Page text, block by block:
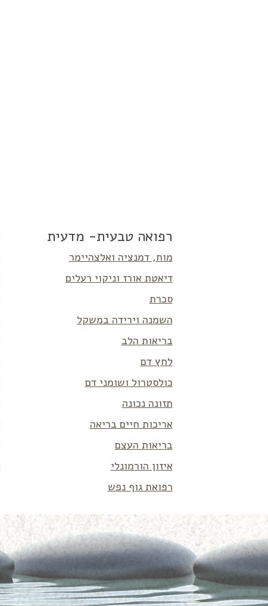
רפואה טבעית- מדעית
מוח, דמנציה ואלצהיימר
דיאטת אורז וניקוי רעלים
סכרת
השמנה וירידה במשקל
בריאות הלב
לחץ דם
כולסטרול ושומני דם
תזונה נכונה
אריכות חיים בריאה
בריאות העצם
איזון הורמונלי
רפואת גוף נפש